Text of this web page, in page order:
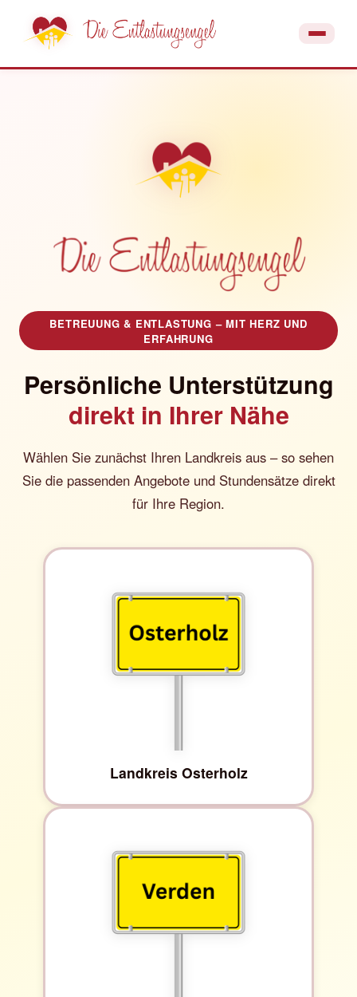
BETREUUNG & ENTLASTUNG – MIT HERZ UND
ERFAHRUNG
Persönliche Unterstützung
direkt in Ihrer Nähe
Wählen Sie zunächst Ihren Landkreis aus – so sehen
Sie die passenden Angebote und Stundensätze direkt
für Ihre Region.
Landkreis Osterholz